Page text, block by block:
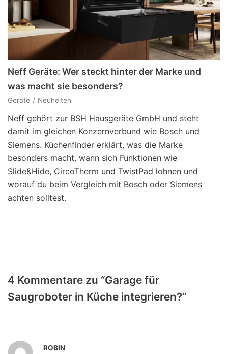
Neff Geräte: Wer steckt hinter der Marke und
was macht sie besonders?
Geräte Neuheiten
Neff gehört zur BSH Hausgeräte GmbH und steht
damit im gleichen Konzernverbund wie Bosch und
Siemens. Küchenfinder erklärt, was die Marke
besonders macht, wann sich Funktionen wie
Slide&Hide, CircoTherm und TwistPad lohnen und
worauf du beim Vergleich mit Bosch oder Siemens
achten solltest.
4 Kommentare zu “Garage für
Saugroboter in Küche integrieren?”
ROBIN